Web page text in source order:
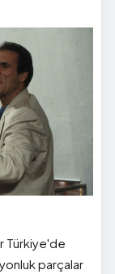
Türkiye'de
parçalar